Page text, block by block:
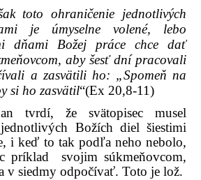
toto ohraničenie jednotlivých
je úmyselne volené, lebo
dňami Božej práce chce dať
aby šesť dní pracovali
a zasvätili ho: „Spomeň na
si ho zasvätil“(Ex 20,8-11)
tvrdí, že svätopisec musel
Božích diel šiestimi
i keď to tak podľa neho nebolo,
príklad
svojim súkmeňovcom,
v siedmy odpočívať. Toto je lož.